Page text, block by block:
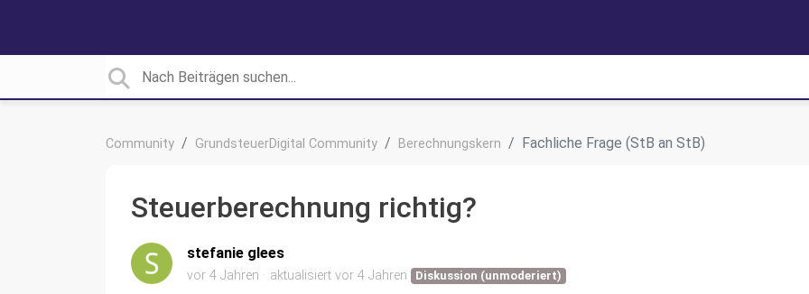
Community GrundsteuerDigital Community Berechnungskern Fachliche Frage (StB an StB)
Steuerberechnung richtig?
stefanie glees
vor 4 Jahren aktualisiert vor 4 Jahren Diskussion (unmoderiert)